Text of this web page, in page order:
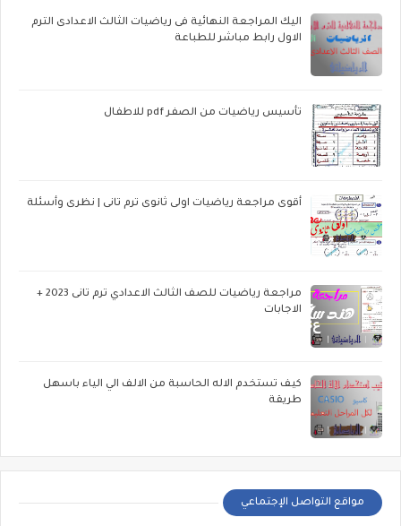
اليك المراجعة النهائية فى رياضيات الثالث الاعدادى الترم
الاول رابط مباشر للطباعة
تأسيس رياضيات من الصفر pdf للاطفال
أقوى مراجعة رياضيات اولى ثانوى ترم تانى | نظرى وأسئلة
مراجعة رياضيات للصف الثالث الاعدادي ترم تانى 2023 +
الاجابات
كيف تستخدم الاله الحاسبة من الالف الي الياء باسهل
طريقة
مواقع التواصل الإجتماعي